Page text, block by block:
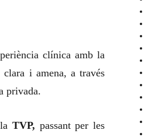
clínica amb la
i amena, a través
privada.
TVP, passant per les